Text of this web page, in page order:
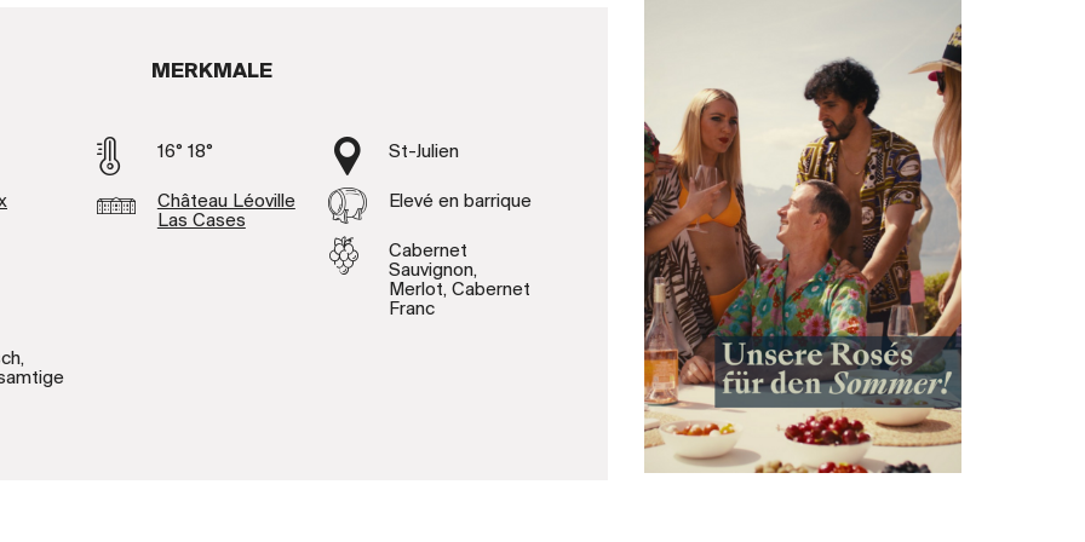
MERKMALE
16° 18° St-Julien
Château Léoville
Las Cases
Elevé en barrique
Cabernet
Sauvignon,
Merlot, Cabernet
Franc